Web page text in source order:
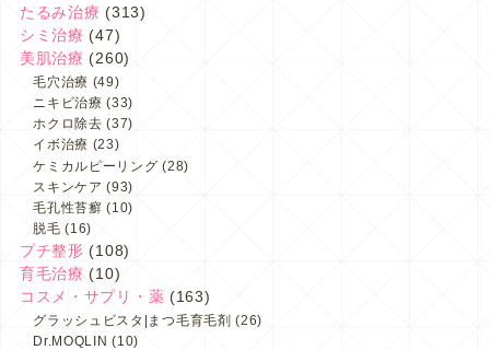
たるみ治療 (313)
シミ治療 (47)
美肌治療 (260)
毛穴治療 (49)
ニキビ治療 (33)
ホクロ除去 (37)
イボ治療 (23)
ケミカルピーリング (28)
スキンケア (93)
毛孔性苔癬 (10)
脱毛 (16)
プチ整形 (108)
育毛治療 (10)
コスメ・サプリ・薬 (163)
グラッシュビスタ|まつ毛育毛剤 (26)
Dr.MOQLIN (10)